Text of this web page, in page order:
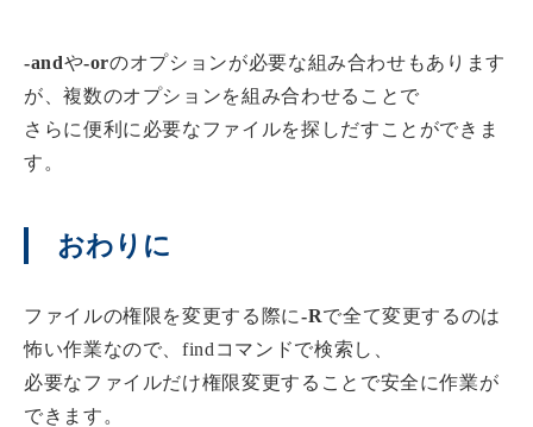
-andや-orのオプションが必要な組み合わせもあります
が、複数のオプションを組み合わせることで
さらに便利に必要なファイルを探しだすことができま
す。
おわりに
ファイルの権限を変更する際に-Rで全て変更するのは
怖い作業なので、findコマンドで検索し、
必要なファイルだけ権限変更することで安全に作業が
できます。